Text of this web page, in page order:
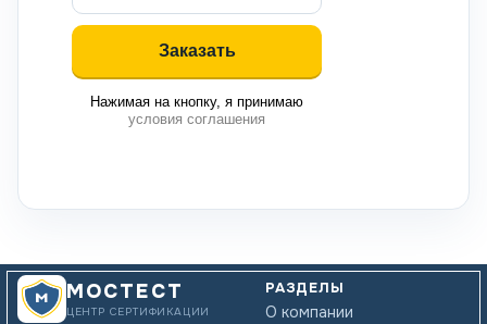
Нажимая на кнопку, я принимаю
условия соглашения
МОСТЕСТ
ЦЕНТР СЕРТИФИКАЦИИ
РАЗДЕЛЫ
О компании